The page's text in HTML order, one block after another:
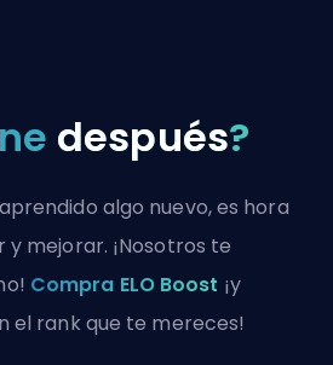
después?
algo nuevo, es hora
mejorar. ¡Nosotros te
Compra ELO Boost ¡y
el rank que te mereces!